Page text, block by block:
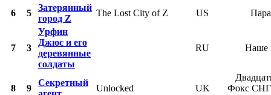
6
5
Затерянный
город Z
The Lost City of Z US
7 3
Урфин
Джюс и его
деревянные
солдаты
RU Наше
8 9
Секретный
Unlocked UK
Фокс СНГ